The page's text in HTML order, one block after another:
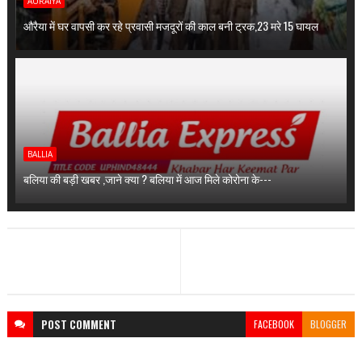
औरैया में घर वापसी कर रहे प्रवासी मजदूरों की काल बनी ट्रक,23 मरे 15 घायल
BALLIA
बलिया की बड़ी खबर ,जाने क्या ? बलिया में आज मिले कोरोना के---
POST COMMENT FACEBOOK BLOGGER